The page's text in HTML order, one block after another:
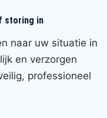
storing in
naar uw situatie in
en verzorgen
professioneel